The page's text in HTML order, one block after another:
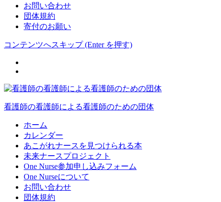
お問い合わせ
団体規約
寄付のお願い
コンテンツへスキップ (Enter を押す)
看護師の看護師による看護師のための団体
ホーム
カレンダー
あこがれナースを見つけられる本
未来ナースプロジェクト
One Nurse参加申し込みフォーム
One Nurseについて
お問い合わせ
団体規約